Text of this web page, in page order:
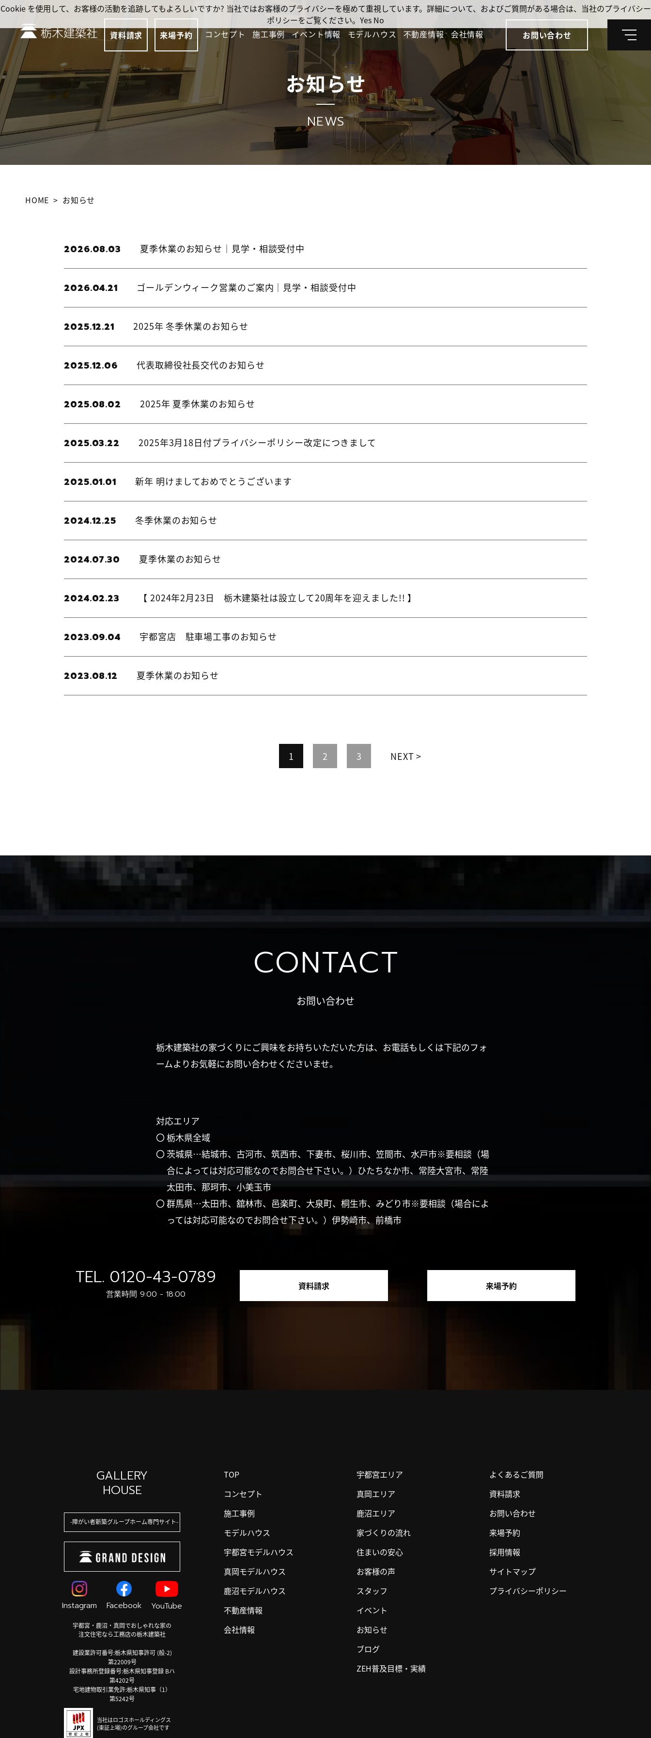
資料請求 来場予約 コンセプト 施工事例 イベント情報 モデルハウス 不動産情報 会社情報 お問い合わせ
メ
お知らせ
NEWS
HOME お知らせ
夏季休業のお知らせ｜見学・相談受付中
2026.08.03
ゴールデンウィーク営業のご案内｜見学・相談受付中
2026.04.21
2025年 冬季休業のお知らせ
2025.12.21
代表取締役社長交代のお知らせ
2025.12.06
2025年 夏季休業のお知らせ
2025.08.02
2025年3月18日付プライバシーポリシー改定につきまして
2025.03.22
新年 明けましておめでとうございます
2025.01.01
冬季休業のお知らせ
2024.12.25
夏季休業のお知らせ
2024.07.30
【 2024年2月23日 栃木建築社は設立して20周年を迎えました!! 】
2024.02.23
宇都宮店 駐車場工事のお知らせ
2023.09.04
夏季休業のお知らせ
2023.08.12
1 2 3 NEXT
CONTACT
お問い合わせ
栃木建築社の家づくりにご興味をお持ちいただいた方は、お電話もしくは下記のフォ
ームよりお気軽にお問い合わせくださいませ。
対応エリア
〇 栃木県全域
〇 茨城県…結城市、古河市、筑西市、下妻市、桜川市、笠間市、水戸市※要相談（場
合によっては対応可能なのでお問合せ下さい。）ひたちなか市、常陸大宮市、常陸
太田市、那珂市、小美玉市
〇 群馬県…太田市、舘林市、邑楽町、大泉町、桐生市、みどり市※要相談（場合によ
っては対応可能なのでお問合せ下さい。）伊勢崎市、前橋市
TEL. 0120-43-0789
営業時間 9:00 - 18:00
資料請求 来場予約
GALLERY
HOUSE
障がい者新築グループホーム専門サイト
Instagram Facebook YouTube
宇都宮・鹿沼・真岡でおしゃれな家の
注文住宅なら工務店の栃木建築社
建設業許可番号:栃木県知事許可 (般-2)
第22009号
設計事務所登録番号:栃木県知事登録 Bハ
第4202号
宅地建物取引業免許:栃木県知事（1）
第5242号
当社はロゴスホールディングス
(東証上場)のグループ会社です
TOP
コンセプト
施工事例
モデルハウス
宇都宮モデルハウス
真岡モデルハウス
鹿沼モデルハウス
不動産情報
会社情報
宇都宮エリア
真岡エリア
鹿沼エリア
家づくりの流れ
住まいの安心
お客様の声
スタッフ
イベント
お知らせ
ブログ
ZEH普及目標・実績
よくあるご質問
資料請求
お問い合わせ
来場予約
採用情報
サイトマップ
プライバシーポリシー
Cookie を使用して、お客様の活動を追跡してもよろしいですか? 当社ではお客様のプライバシーを極めて重視しています。詳細について、およびご質問がある場合は、当社のプライバシー
ポリシーをご覧ください。 Yes No